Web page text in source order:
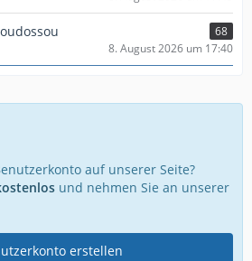
68
8. August 2026 um 17:40
auf unserer Seite?
und nehmen Sie an unserer
erstellen